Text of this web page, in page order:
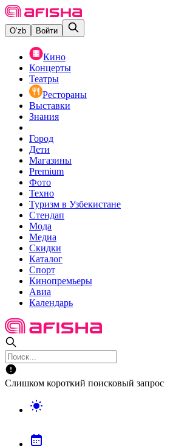
O‘zb Войти
Кино
Концерты
Театры
Рестораны
Выставки
Знания
Город
Дети
Магазины
Premium
Фото
Техно
Туризм в Узбекистане
Стендап
Мода
Медиа
Скидки
Каталог
Спорт
Кинопремьеры
Авиа
Календарь
Слишком короткий поисковый запрос